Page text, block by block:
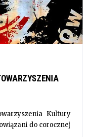
Kultury
do corocznej